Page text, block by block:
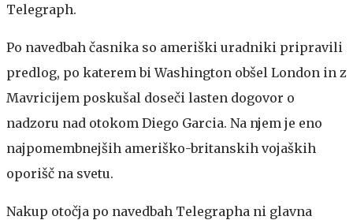
Telegraph.
Po navedbah časnika so ameriški uradniki pripravili
predlog, po katerem bi Washington obšel London in z
Mavricijem poskušal doseči lasten dogovor o
nadzoru nad otokom Diego Garcia. Na njem je eno
najpomembnejših ameriško-britanskih vojaških
oporišč na svetu.
Nakup otočja po navedbah Telegrapha ni glavna